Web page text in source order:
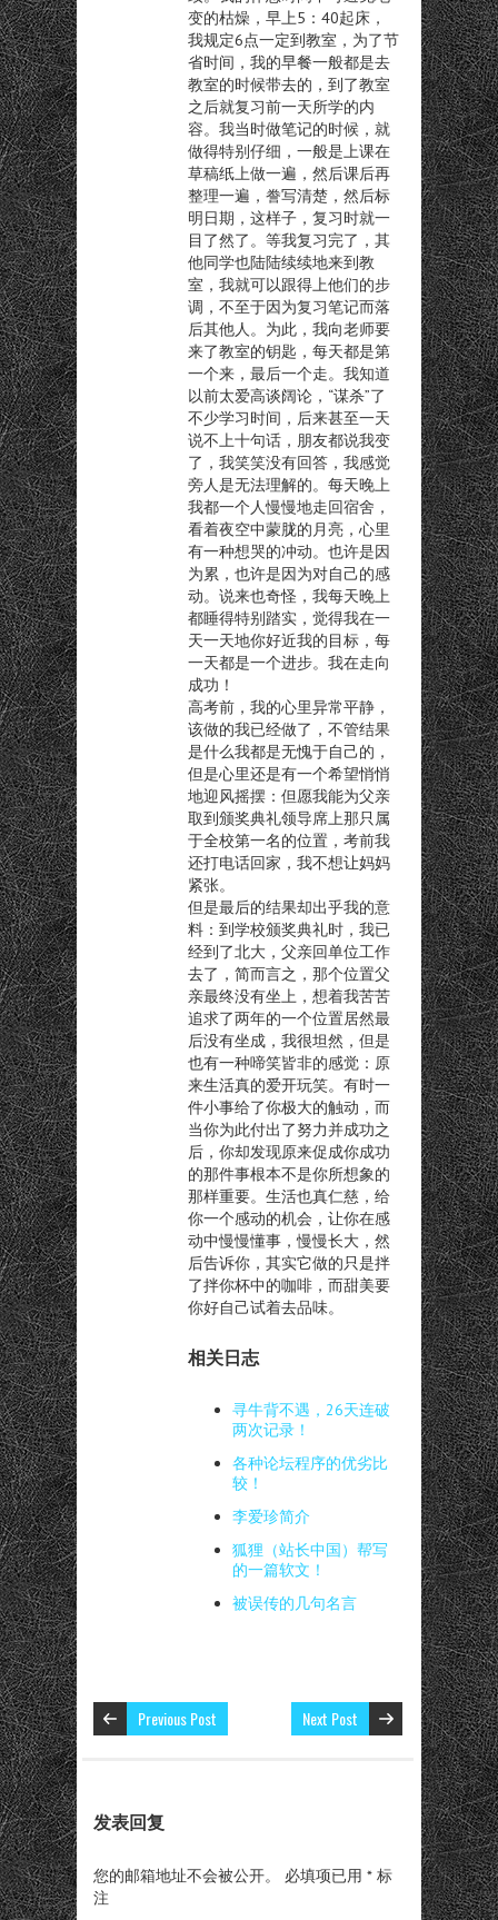
变的枯燥，早上5：40起床，
我规定6点一定到教室，为了节
省时间，我的早餐一般都是去
教室的时候带去的，到了教室
之后就复习前一天所学的内
容。我当时做笔记的时候，就
做得特别仔细，一般是上课在
草稿纸上做一遍，然后课后再
整理一遍，誊写清楚，然后标
明日期，这样子，复习时就一
目了然了。等我复习完了，其
他同学也陆陆续续地来到教
室，我就可以跟得上他们的步
调，不至于因为复习笔记而落
后其他人。为此，我向老师要
来了教室的钥匙，每天都是第
一个来，最后一个走。我知道
以前太爱高谈阔论，“谋杀”了
不少学习时间，后来甚至一天
说不上十句话，朋友都说我变
了，我笑笑没有回答，我感觉
旁人是无法理解的。每天晚上
我都一个人慢慢地走回宿舍，
看着夜空中蒙胧的月亮，心里
有一种想哭的冲动。也许是因
为累，也许是因为对自己的感
动。说来也奇怪，我每天晚上
都睡得特别踏实，觉得我在一
天一天地你好近我的目标，每
一天都是一个进步。我在走向
成功！
高考前，我的心里异常平静，
该做的我已经做了，不管结果
是什么我都是无愧于自己的，
但是心里还是有一个希望悄悄
地迎风摇摆：但愿我能为父亲
取到颁奖典礼领导席上那只属
于全校第一名的位置，考前我
还打电话回家，我不想让妈妈
紧张。
但是最后的结果却出乎我的意
料：到学校颁奖典礼时，我已
经到了北大，父亲回单位工作
去了，简而言之，那个位置父
亲最终没有坐上，想着我苦苦
追求了两年的一个位置居然最
后没有坐成，我很坦然，但是
也有一种啼笑皆非的感觉：原
来生活真的爱开玩笑。有时一
件小事给了你极大的触动，而
当你为此付出了努力并成功之
后，你却发现原来促成你成功
的那件事根本不是你所想象的
那样重要。生活也真仁慈，给
你一个感动的机会，让你在感
动中慢慢懂事，慢慢长大，然
后告诉你，其实它做的只是拌
了拌你杯中的咖啡，而甜美要
你好自己试着去品味。
相关日志
寻牛背不遇，26天连破
两次记录！
各种论坛程序的优劣比
较！
李爱珍简介
狐狸（站长中国）帮写
的一篇软文！
被误传的几句名言
Previous Post Next Post
发表回复
您的邮箱地址不会被公开。 必填项已用 * 标
注